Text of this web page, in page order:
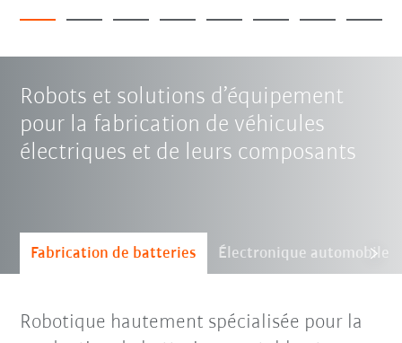
Robots et solutions d’équipement
pour la fabrication de véhicules
électriques et de leurs composants
Fabrication de batteries Électronique automobile
Robotique hautement spécialisée pour la